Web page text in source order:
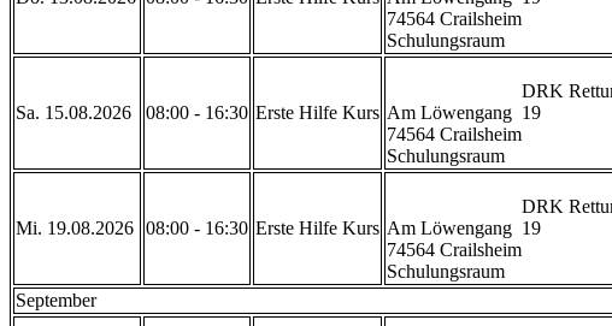
74564 Crailsheim
Schulungsraum
Sa. 15.08.2026 08:00 - 16:30 Erste Hilfe Kurs Am Löwengang  19
74564 Crailsheim
Schulungsraum
Mi. 19.08.2026 08:00 - 16:30 Erste Hilfe Kurs Am Löwengang  19
74564 Crailsheim
Schulungsraum
September